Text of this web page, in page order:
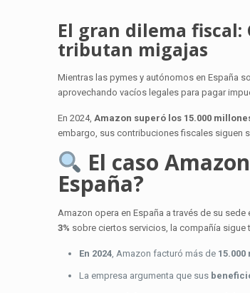
El gran dilema
tributan migajas
Mientras las pymes y autónomos en España
aprovechando vacíos legales para pagar
En 2024,Amazon superó los 15.000
embargo, sus contribuciones fiscales siguen
El caso
España?
Amazon opera en España a través de su sede
3% sobre ciertos servicios, la compañía
En 2024, Amazon facturó más de
La empresa argumenta que sus